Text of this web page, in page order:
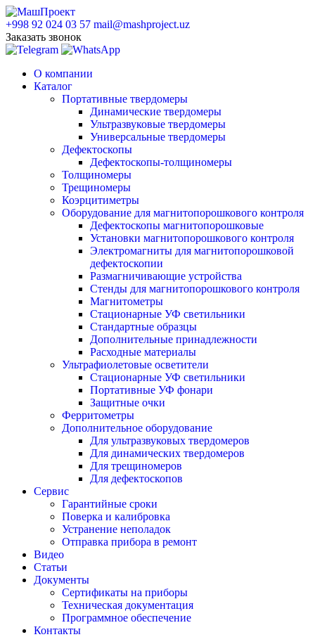
+998 92 024 03 57 mail@mashproject.uz
Заказать звонок
О компании
Каталог
Портативные твердомеры
Динамические твердомеры
Ультразвуковые твердомеры
Универсальные твердомеры
Дефектоскопы
Дефектоскопы-толщиномеры
Толщиномеры
Трещиномеры
Коэрцитиметры
Оборудование для магнитопорошкового контроля
Дефектоскопы магнитопорошковые
Установки магнитопорошкового контроля
Электромагниты для магнитопорошковой
дефектоскопии
Размагничивающие устройства
Стенды для магнитопорошкового контроля
Магнитометры
Стационарные УФ светильники
Стандартные образцы
Дополнительные принадлежности
Расходные материалы
Ультрафиолетовые осветители
Стационарные УФ светильники
Портативные УФ фонари
Защитные очки
Ферритометры
Дополнительное оборудование
Для ультразвуковых твердомеров
Для динамических твердомеров
Для трещиномеров
Для дефектоскопов
Сервис
Гарантийные сроки
Поверка и калибровка
Устранение неполадок
Отправка прибора в ремонт
Видео
Статьи
Документы
Сертификаты на приборы
Техническая документация
Программное обеспечение
Контакты